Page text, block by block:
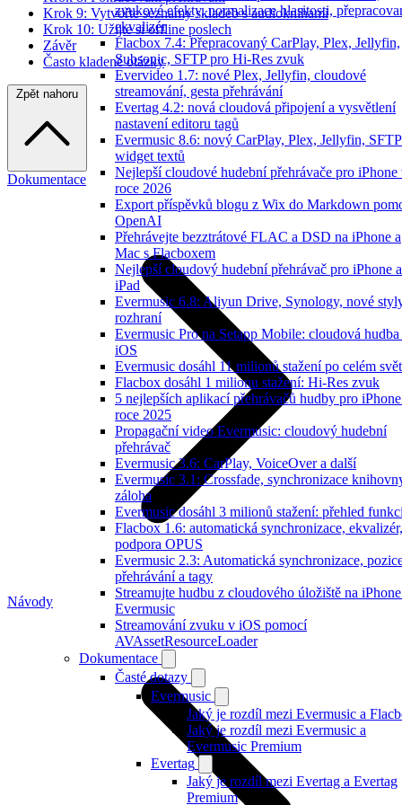
zvukové efekty, normalizace hlasitosti,
ekvalizér
Flacbox 7.4: Přepracovaný CarPlay, Plex, Jellyfin,
Subsonic, SFTP pro Hi-Res zvuk
Evervideo 1.7: nové Plex, Jellyfin, cloudové
streamování, gesta přehrávání
Evertag 4.2: nová cloudová připojení a vysvětlení
nastavení editoru tagů
Evermusic 8.6: nový CarPlay, Plex, Jellyfin,
widget textů
Nejlepší cloudové hudební přehrávače pro iPhone
roce 2026
Export příspěvků blogu z Wix do Markdown
OpenAI
Přehrávejte bezztrátové FLAC a DSD na iPhone a
Mac s Flacboxem
Nejlepší cloudový hudební přehrávač pro iPhone a
iPad
Evermusic 6.8: Aliyun Drive, Synology, nové
rozhraní
Evermusic Pro na Setapp Mobile: cloudová
iOS
Evermusic dosáhl 11 milionů stažení po celém
Flacbox dosáhl 1 milionu stažení: Hi-Res zvuk
5 nejlepších aplikací přehrávačů hudby pro
roce 2025
Propagační video Evermusic: cloudový hudební
přehrávač
Evermusic 3.6: CarPlay, VoiceOver a další
Evermusic 3.1: Crossfade, synchronizace
záloha
Evermusic dosáhl 3 milionů stažení: přehled
Flacbox 1.6: automatická synchronizace, ekvalizér,
podpora OPUS
Evermusic 2.3: Automatická synchronizace,
přehrávání a tagy
Streamujte hudbu z cloudového úložiště na
Evermusic
Streamování zvuku v iOS pomocí
AVAssetResourceLoader
Dokumentace
Časté dotazy
Evermusic
Jaký je rozdíl mezi Evermusic a
Jaký je rozdíl mezi Evermusic a
Evermusic Premium
Evertag
Jaký je rozdíl mezi Evertag a Evertag
Premium
Krok 9: Vytvořte seznamy skladeb s audioknihami
Krok 10: Užijte si offline poslech
Závěr
Často kladené otázky
Zpět nahoru
Dokumentace
Návody